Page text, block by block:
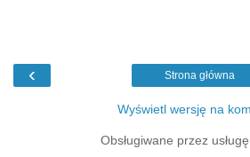
‹ Strona główna
Wyświetl wersję na
Obsługiwane przez usługę